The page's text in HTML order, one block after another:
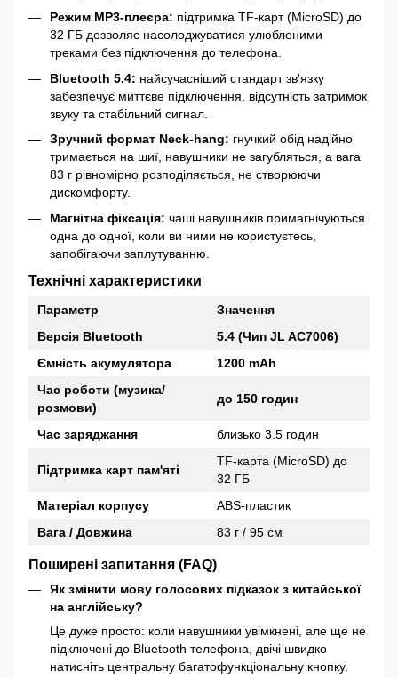
Режим MP3-плеєра: підтримка TF-карт (MicroSD) до
32 ГБ дозволяє насолоджуватися улюбленими
треками без підключення до телефона.
Bluetooth 5.4: найсучасніший стандарт зв'язку
забезпечує миттєве підключення, відсутність затримок
звуку та стабільний сигнал.
Зручний формат Neck-hang: гнучкий обід надійно
тримається на шиї, навушники не загубляться, а вага
83 г рівномірно розподіляється, не створюючи
дискомфорту.
Магнітна фіксація: чаші навушників примагнічуються
одна до одної, коли ви ними не користуєтесь,
запобігаючи заплутуванню.
Технічні характеристики
Параметр
Значення
Версія Bluetooth
5.4 (Чип JL AC7006)
Ємність акумулятора
1200 mAh
Час роботи (музика/
розмови)
до 150 годин
Час заряджання близько 3.5 годин
Підтримка карт пам'яті
TF-карта (MicroSD) до
32 ГБ
Матеріал корпусу
ABS-пластик
Вага / Довжина
83 г / 95 см
Поширені запитання (FAQ)
Як змінити мову голосових підказок з китайської
на англійську?
Це дуже просто: коли навушники увімкнені, але ще не
підключені до Bluetooth телефона, двічі швидко
натисніть центральну багатофункціональну кнопку.